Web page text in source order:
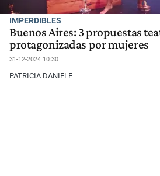
IMPERDIBLES
Buenos Aires: 3 propuestas
protagonizadas por mujeres
31-12-2024 10:30
PATRICIA DANIELE